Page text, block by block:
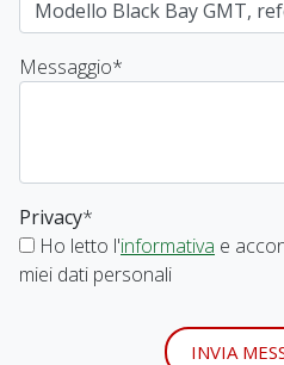
Messaggio*
Privacy*
Ho letto l'informativa e
miei dati personali
INVIA